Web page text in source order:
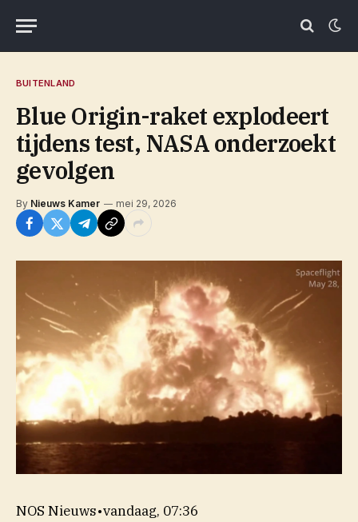
BUITENLAND
Blue Origin-raket explodeert
tijdens test, NASA onderzoekt
gevolgen
By Nieuws Kamer mei 29, 2026
NOS Nieuws•vandaag, 07:36